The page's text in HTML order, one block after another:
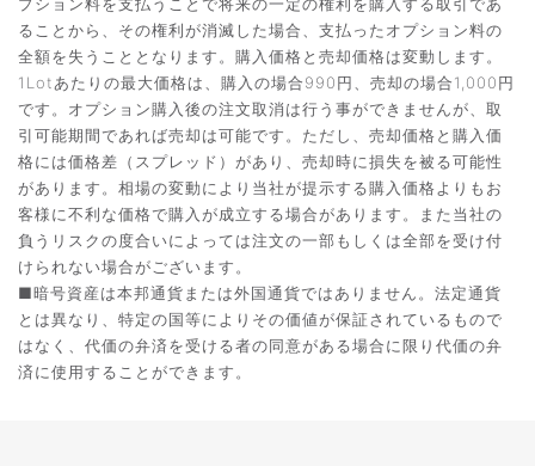
プション料を支払うことで将来の一定の権利を購入する取引であ
ることから、その権利が消滅した場合、支払ったオプション料の
全額を失うこととなります。購入価格と売却価格は変動します。
1Lotあたりの最大価格は、購入の場合990円、売却の場合1,000円
です。オプション購入後の注文取消は行う事ができませんが、取
引可能期間であれば売却は可能です。ただし、売却価格と購入価
格には価格差（スプレッド）があり、売却時に損失を被る可能性
があります。相場の変動により当社が提示する購入価格よりもお
客様に不利な価格で購入が成立する場合があります。また当社の
負うリスクの度合いによっては注文の一部もしくは全部を受け付
けられない場合がございます。
■暗号資産は本邦通貨または外国通貨ではありません。法定通貨
とは異なり、特定の国等によりその価値が保証されているもので
はなく、代価の弁済を受ける者の同意がある場合に限り代価の弁
済に使用することができます。